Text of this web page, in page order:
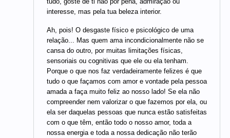
interesse, mas pela tua beleza interior.
Ah, pois! O desgaste físico e psicológico de uma
relação... Mas quem ama incondicionalmente não se
cansa do outro, por muitas limitações físicas,
sensoriais ou cognitivas que ele ou ela tenham.
Porque o que nos faz verdadeiramente felizes é que
tudo o que façamos com amor e vontade pela pessoa
amada a faça muito feliz ao nosso lado! Se ela não
compreender nem valorizar o que fazemos por ela, ou
ela ser daquelas pessoas que nunca estão satisfeitas
com o que têm, então todo o nosso amor, toda a
nossa energia e toda a nossa dedicação não terão